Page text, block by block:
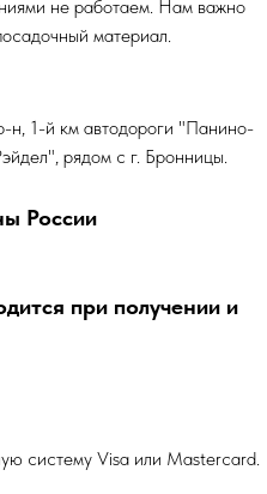
не работаем. Нам важно
материал.
н, 1-й км автодороги "Панино-
рядом с г. Бронницы.
России
при получении и
систему Visa или Mastercard.